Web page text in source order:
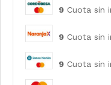
9Cuota sin
9Cuota sin
9Cuota sin